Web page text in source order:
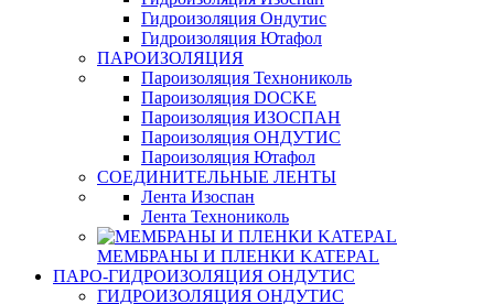
Гидроизоляция Ондутис
Гидроизоляция Ютафол
ПАРОИЗОЛЯЦИЯ
Пароизоляция Технониколь
Пароизоляция DOCKE
Пароизоляция ИЗОСПАН
Пароизоляция ОНДУТИС
Пароизоляция Ютафол
СОЕДИНИТЕЛЬНЫЕ ЛЕНТЫ
Лента Изоспан
Лента Технониколь
МЕМБРАНЫ И ПЛЕНКИ KATEPAL
ПАРО-ГИДРОИЗОЛЯЦИЯ ОНДУТИС
ГИДРОИЗОЛЯЦИЯ ОНДУТИС